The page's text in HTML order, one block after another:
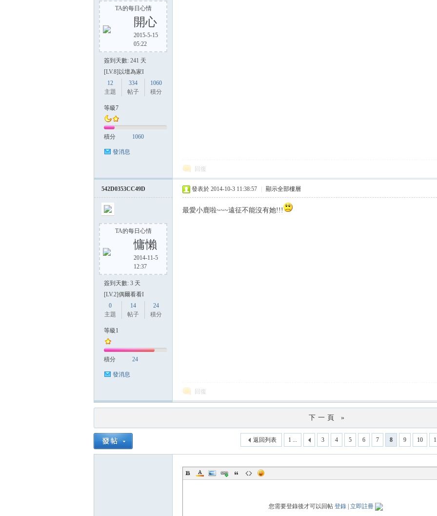
TA的每日心情
開心
2015-5-15
05:22
簽到天數: 241 天
[LV.8]以壇為家I
12
主題
334
帖子
1060
積分
等級7
積分 1060
發消息
回復
542D0353CC49D
TA的每日心情
慵懶
2014-11-5
12:37
簽到天數: 3 天
[LV.2]偶爾看看I
0
主題
14
帖子
24
積分
等級1
積分 24
發消息
發表於 2014-10-3 11:38:57 顯示全部樓層
最愛小鹿啦~~~遠征不能沒有她!!!
回復
下一頁 »
1 ... 3 4 5 6 7 8 9 10
返回列表
您需要登錄後才可以回帖 登錄| 立即註冊